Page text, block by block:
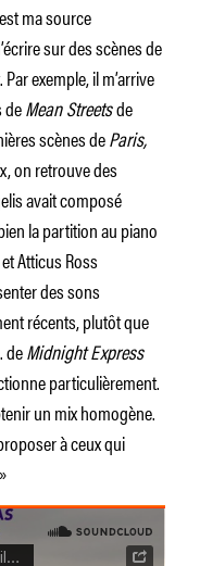
ma source
sur des scènes de
exemple, il m’arrive
deMean Streetsde
scènes deParis,
on retrouve des
avait composé
la partition au piano
Atticus Ross
des sons
récents, plutôt que
deMidnight Express
particulièrement.
un mix homogène.
à ceux qui